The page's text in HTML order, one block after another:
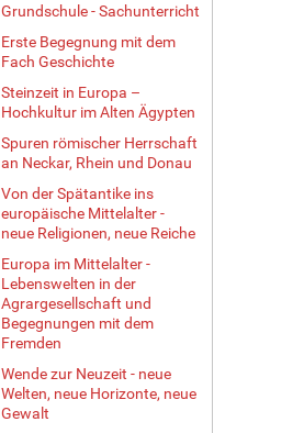
Grundschule - Sachunterricht
Erste Begegnung mit dem
Fach Geschichte
Steinzeit in Europa –
Hochkultur im Alten Ägypten
Spuren römischer Herrschaft
an Neckar, Rhein und Donau
Von der Spätantike ins
europäische Mittelalter -
neue Religionen, neue Reiche
Europa im Mittelalter -
Lebenswelten in der
Agrargesellschaft und
Begegnungen mit dem
Fremden
Wende zur Neuzeit - neue
Welten, neue Horizonte, neue
Gewalt